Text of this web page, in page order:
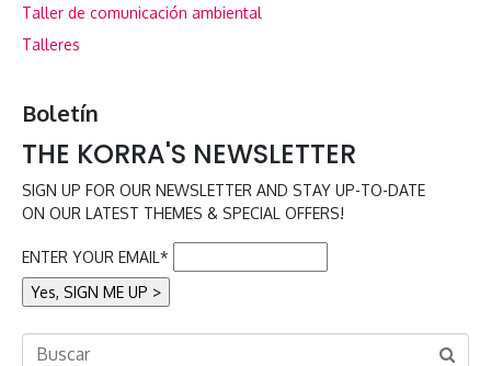
Taller de comunicación ambiental
Talleres
Boletín
THE KORRA'S NEWSLETTER
SIGN UP FOR OUR NEWSLETTER AND STAY UP-TO-DATE
ON OUR LATEST THEMES & SPECIAL OFFERS!
ENTER YOUR EMAIL*